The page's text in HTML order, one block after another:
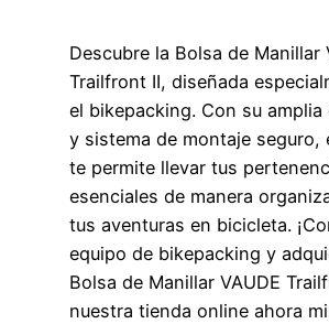
Descubre la Bolsa de Manillar
Trailfront II, diseñada
el bikepacking. Con su amplia
y sistema de montaje seguro,
te permite llevar tus
esenciales de manera
tus aventuras en bicicleta.
equipo de bikepacking y
Bolsa de Manillar VAUDE
nuestra tienda online ahora